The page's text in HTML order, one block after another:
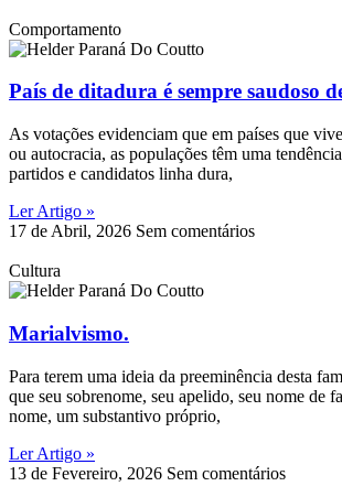
Comportamento
País de ditadura é sempre saudoso
As votações evidenciam que em países que
ou autocracia, as populações têm uma
partidos e candidatos linha dura,
Ler Artigo »
17 de Abril, 2026 Sem comentários
Cultura
Marialvismo.
Para terem uma ideia da preeminência desta
que seu sobrenome, seu apelido, seu nome de
nome, um substantivo próprio,
Ler Artigo »
13 de Fevereiro, 2026 Sem comentários